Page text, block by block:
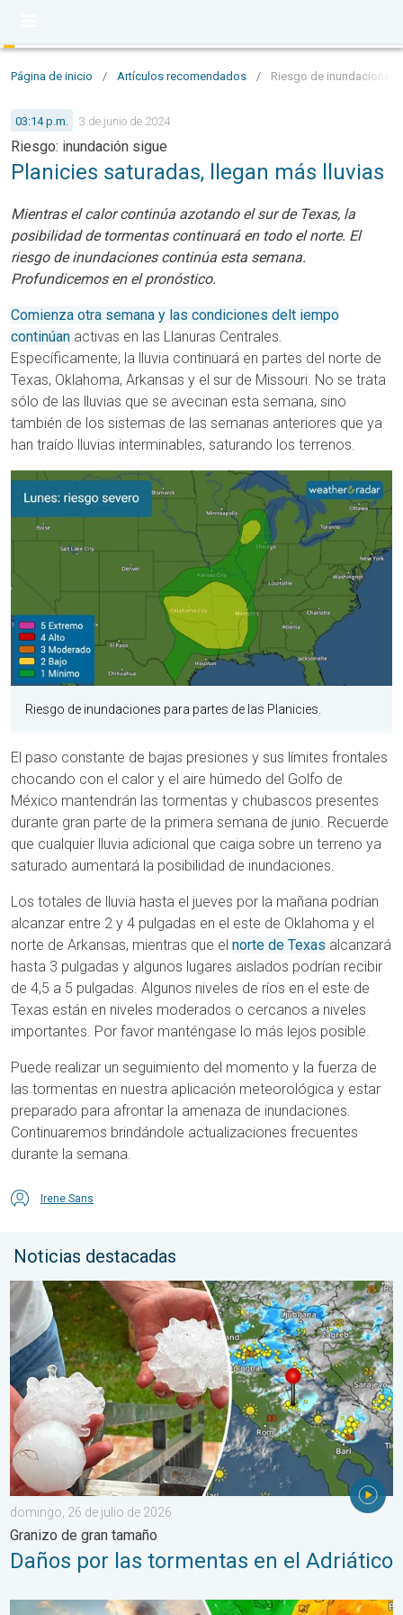
Página de inicio / Artículos recomendados / Riesgo de inundaciones
03:14 p.m. 3 de junio de 2024
Riesgo: inundación sigue
Planicies saturadas, llegan más lluvias
Mientras el calor continúa azotando el sur de Texas, la
posibilidad de tormentas continuará en todo el norte. El
riesgo de inundaciones continúa esta semana.
Profundicemos en el pronóstico.
Comienza otra semana y las condiciones delt iempo
continúan activas en las Llanuras Centrales.
Específicamente, la lluvia continuará en partes del norte de
Texas, Oklahoma, Arkansas y el sur de Missouri. No se trata
sólo de las lluvias que se avecinan esta semana, sino
también de los sistemas de las semanas anteriores que ya
han traído lluvias interminables, saturando los terrenos.
Riesgo de inundaciones para partes de las Planicies.
El paso constante de bajas presiones y sus límites frontales
chocando con el calor y el aire húmedo del Golfo de
México mantendrán las tormentas y chubascos presentes
durante gran parte de la primera semana de junio. Recuerde
que cualquier lluvia adicional que caiga sobre un terreno ya
saturado aumentará la posibilidad de inundaciones.
Los totales de lluvia hasta el jueves por la mañana podrían
alcanzar entre 2 y 4 pulgadas en el este de Oklahoma y el
norte de Arkansas, mientras que el norte de Texas alcanzará
hasta 3 pulgadas y algunos lugares aislados podrían recibir
de 4,5 a 5 pulgadas. Algunos niveles de ríos en el este de
Texas están en niveles moderados o cercanos a niveles
importantes. Por favor manténgase lo más lejos posible.
Puede realizar un seguimiento del momento y la fuerza de
las tormentas en nuestra aplicación meteorológica y estar
preparado para afrontar la amenaza de inundaciones.
Continuaremos brindándole actualizaciones frecuentes
durante la semana.
Irene Sans
Noticias destacadas
Daños por las tormentas en el Adriático. Granizo de gran
domingo, 26 de julio de 2026
Granizo de gran tamaño
Daños por las tormentas en el Adriático
Los incendios arrasan el sureste de Europa. Calor y mucho